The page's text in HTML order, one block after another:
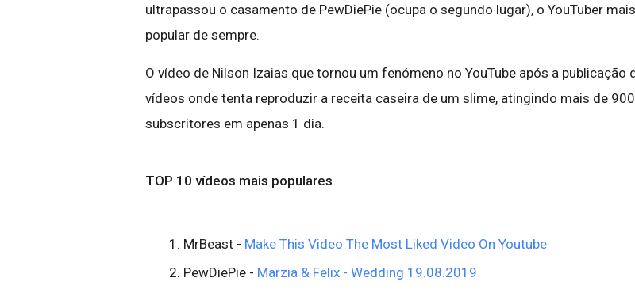
ultrapassou o casamento de PewDiePie (ocupa o segundo lugar), o YouTuber mais
popular de sempre.
O vídeo de Nilson Izaias que tornou um fenómeno no YouTube após a publicação
vídeos onde tenta reproduzir a receita caseira de um slime, atingindo mais de
subscritores em apenas 1 dia.
TOP 10 vídeos mais populares
MrBeast - Make This Video The Most Liked Video On Youtube
PewDiePie - Marzia & Felix - Wedding 19.08.2019